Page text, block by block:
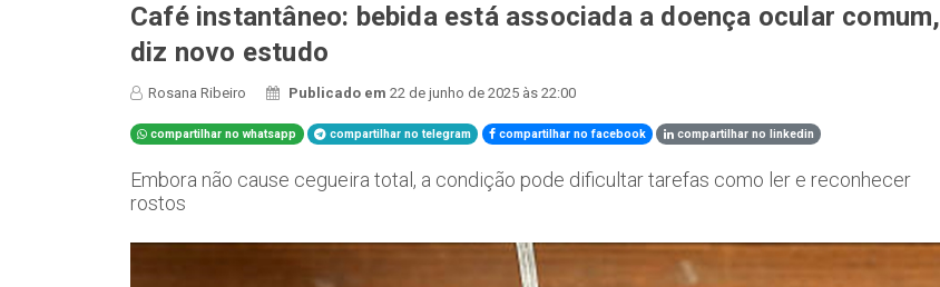
Café instantâneo: bebida está associada a doença ocular comum,
diz novo estudo
Rosana Ribeiro Publicado em22 de junho de 2025 às 22:00
compartilhar no whatsapp compartilhar no telegram compartilhar no facebook compartilhar no linkedin
Embora não cause cegueira total, a condição pode dificultar tarefas como ler e reconhecer
rostos